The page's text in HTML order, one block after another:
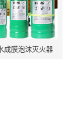
成膜泡沫灭火器